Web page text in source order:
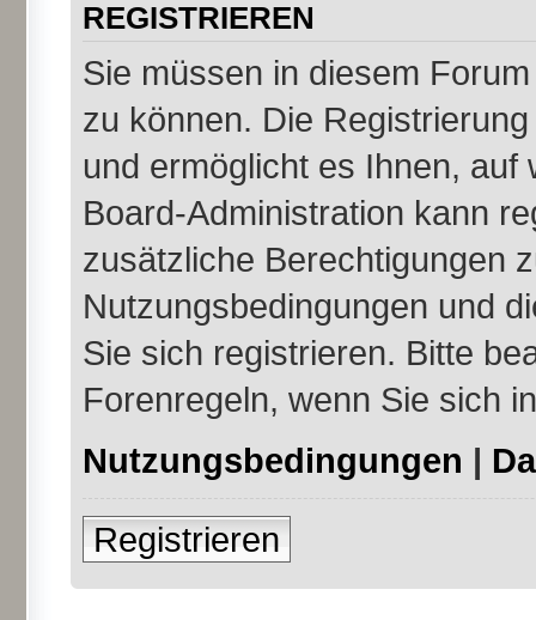
REGISTRIEREN
Sie müssen in diesem
zu können. Die
und ermöglicht es Ihnen,
Board-Administration kann
zusätzliche Berechtigungen
Nutzungsbedingungen und
Sie sich registrieren. Bitte
Forenregeln, wenn Sie sich
Nutzungsbedingungen |
Registrieren